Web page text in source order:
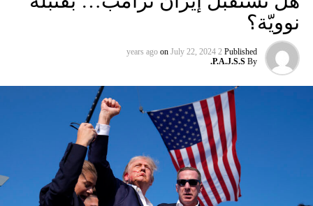
بصاروخ أدخله للمرّة الأولى إلى ترسانة الاستخدام؟ هل الذروة
الجديدة للحرب هي قصف الحوثيين تل أبيب بمسيّرة قتلت مدنياً،
ثمّ قصف إسرائيل مستودعات النفط في الحديدة، وهو أمر لم
تقُم بمثله غارات التحالف الدولي؟ أم هي تدمير الطائرات
الإسرائيلية للمرّة الأولى مستودعاً لصواريخ الحزب في عمق
الجنوب في عدلون في قضاء الزهراني؟
ترامب الذي أكّد أنّه سينهي الحروب
التي اندلعت في عهد بايدن، قد
نوويّة؟
Published
2 years ago
on July 22, 2024
By
P.A.J.S.S.